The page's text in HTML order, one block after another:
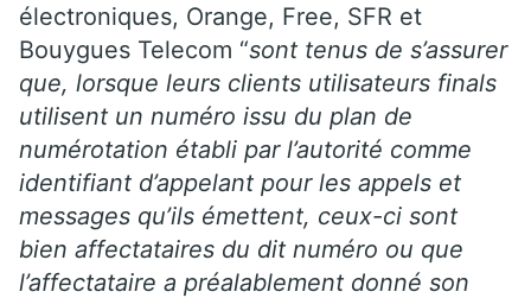
électroniques, Orange, Free, SFR et
Bouygues Telecom “sont tenus de s’assurer
que, lorsque leurs clients utilisateurs finals
utilisent un numéro issu du plan de
numérotation établi par l’autorité comme
identifiant d’appelant pour les appels et
messages qu’ils émettent, ceux-ci sont
bien affectataires du dit numéro ou que
l’affectataire a préalablement donné son